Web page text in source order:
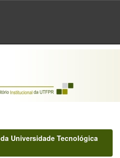
Universidade Tecnológica